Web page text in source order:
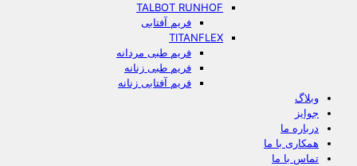
TALBOT RUNHOF
فریم آفتابی
TITANFLEX
فریم طبی مردانه
فریم طبی زنانه
فریم آفتابی زنانه
وبلاگ
جوایز
درباره ما
همکاری با ما
تماس با ما